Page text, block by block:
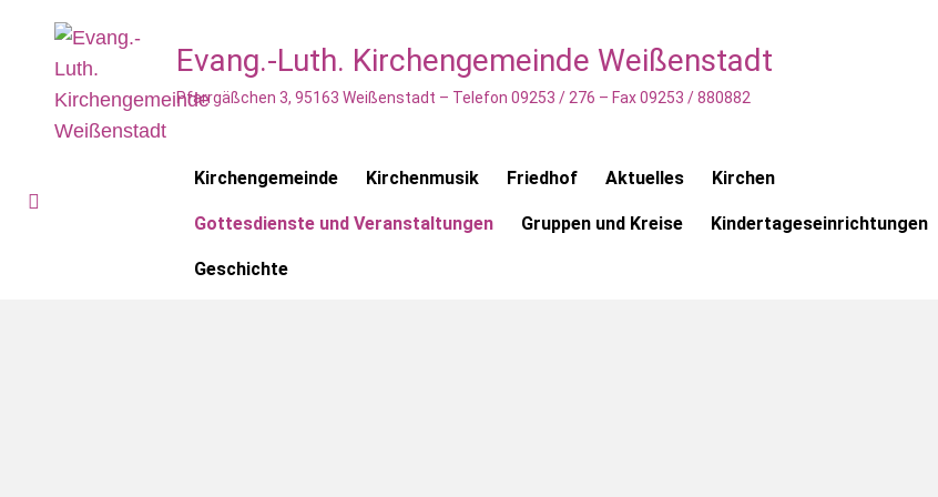
Evang.-Luth. Kirchengemeinde Weißenstadt
Pfarrgäßchen 3, 95163 Weißenstadt – Telefon 09253 / 276 – Fax 09253 / 880882
Kirchengemeinde Kirchenmusik Friedhof Aktuelles Kirchen
Gottesdienste und Veranstaltungen Gruppen und Kreise Kindertageseinrichtungen
Geschichte